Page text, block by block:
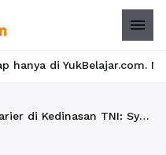
menu
Mulai langkah
Meniti Karier di Kedinasan TNI: Syarat, Seleksi, dan Prospek Masa Depan